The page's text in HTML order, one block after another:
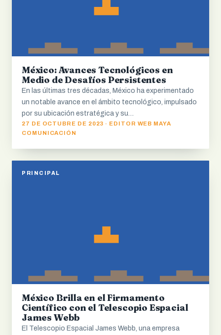
México: Avances Tecnológicos en
Medio de Desafíos Persistentes
En las últimas tres décadas, México ha experimentado
un notable avance en el ámbito tecnológico, impulsado
por su ubicación estratégica y su…
27 DE OCTUBRE DE 2023 · EDITOR WEB MAYA
COMUNICACIÓN
PRINCIPAL
México Brilla en el Firmamento
Científico con el Telescopio Espacial
James Webb
El Telescopio Espacial James Webb, una empresa